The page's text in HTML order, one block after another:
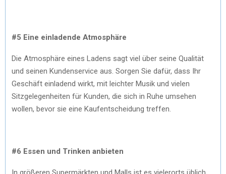
#5 Eine einladende Atmosphäre
Die Atmosphäre eines Ladens sagt viel über seine Qualität
und seinen Kundenservice aus. Sorgen Sie dafür, dass Ihr
Geschäft einladend wirkt, mit leichter Musik und vielen
Sitzgelegenheiten für Kunden, die sich in Ruhe umsehen
wollen, bevor sie eine Kaufentscheidung treffen.
#6 Essen und Trinken anbieten